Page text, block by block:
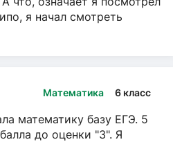
я начал смотреть
Математика 6 класс
математику базу ЕГЭ. 5
до оценки "3". Я